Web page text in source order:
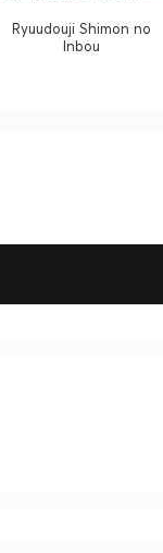
Ryuudouji Shimon no
Inbou